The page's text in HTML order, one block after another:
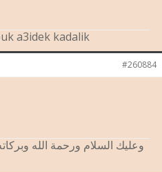
a3idek kadalik
#260884
وعليك السلام ورحمة الله